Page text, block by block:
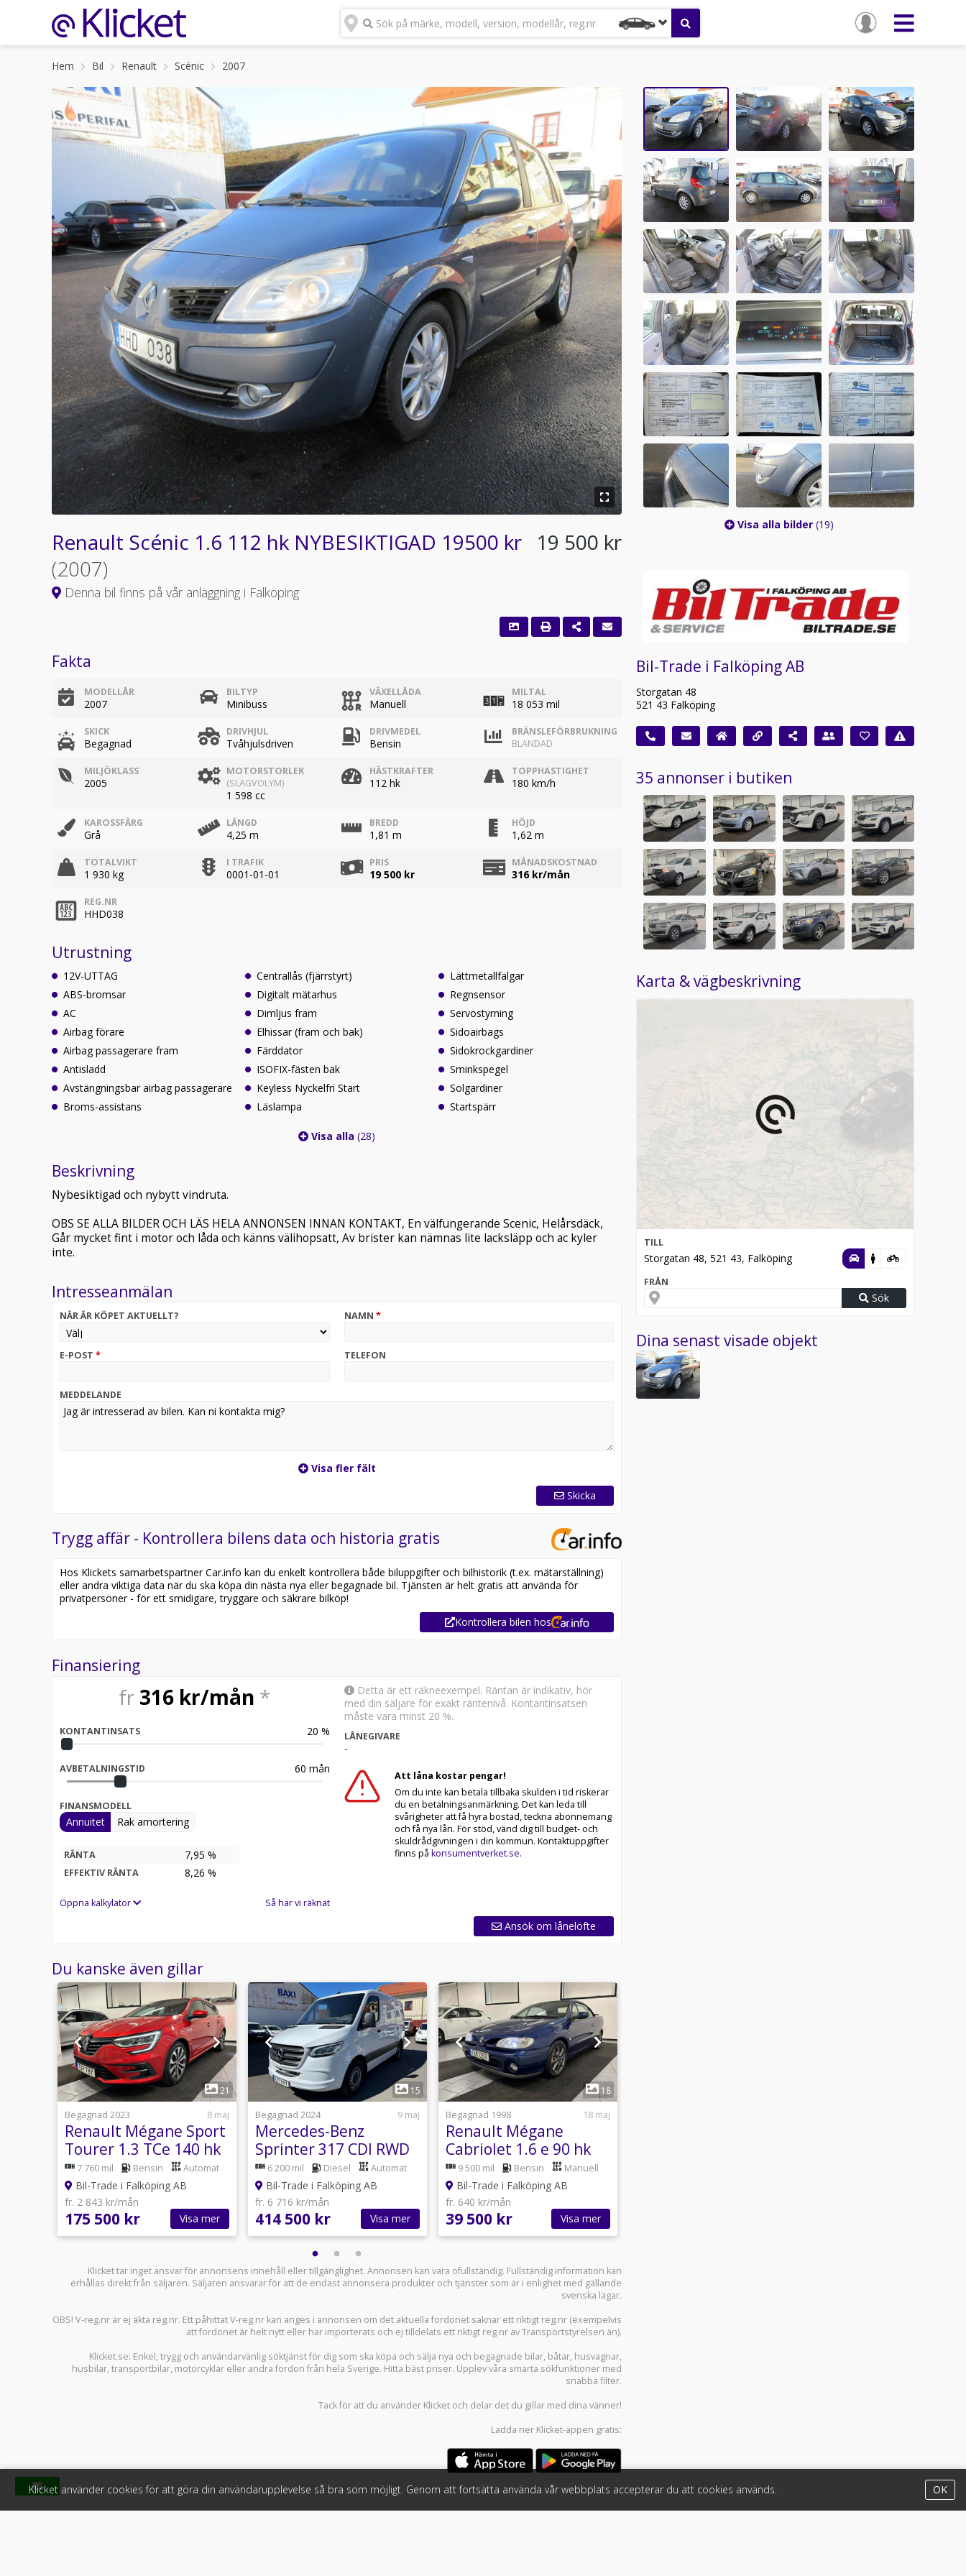
Sök på märke, modell, version, modellår, reg.nr
Hem Bil Renault Scénic 2007
Renault Scénic 1.6 112 hk NYBESIKTIGAD 19500 kr
(2007)
Denna bil finns på vår anläggning i Falköping
19 500 kr
Fakta
MODELLÅR
2007
BILTYP
Minibuss
VÄXELLÅDA
Manuell
MILTAL
18 053 mil
SKICK
Begagnad
DRIVHJUL
Tvåhjulsdriven
DRIVMEDEL
Bensin
BRÄNSLEFÖRBRUKNING
BLANDAD
MILJÖKLASS
2005
MOTORSTORLEK
(SLAGVOLYM)
1 598 cc
HÄSTKRAFTER
112 hk
TOPPHASTIGHET
180 km/h
KAROSSFÄRG
Grå
LÄNGD
4,25 m
BREDD
1,81 m
HÖJD
1,62 m
TOTALVIKT
1 930 kg
I TRAFIK
0001-01-01
PRIS
19 500 kr
MÅNADSKOSTNAD
316kr/mån
REG.NR
HHD038
Utrustning
12V-UTTAG
ABS-bromsar
AC
Airbag förare
Airbag passagerare fram
Antisladd
Avstängningsbar airbag passagerare
Broms-assistans
Centrallås (fjärrstyrt)
Digitalt mätarhus
Dimljus fram
Elhissar (fram och bak)
Färddator
ISOFIX-fästen bak
Keyless Nyckelfri Start
Läslampa
Lättmetallfälgar
Regnsensor
Servostyrning
Sidoairbags
Sidokrockgardiner
Sminkspegel
Solgardiner
Startspärr
Visa alla(28)
Beskrivning
Nybesiktigad och nybytt vindruta.
OBS SE ALLA BILDER OCH LÄS HELA ANNONSEN INNAN KONTAKT, En välfungerande Scenic, Helårsdäck,
Går mycket fint i motor och låda och känns välihopsatt, Av brister kan nämnas lite lacksläpp och ac kyler
inte.
Intresseanmälan
NÄR ÄR KÖPET AKTUELLT? NAMN *
E-POST * TELEFON
MEDDELANDE
Visa fler fält
Skicka
Trygg affär - Kontrollera bilens data och historia gratis
Hos Klickets samarbetspartner Car.info kan du enkelt kontrollera både biluppgifter och bilhistorik (t.ex. mätarställning)
eller andra viktiga data när du ska köpa din nästa nya eller begagnade bil. Tjänsten är helt gratis att använda för
privatpersoner - för ett smidigare, tryggare och säkrare bilköp!
Kontrollera bilen hos
Finansiering
fr 316 kr/mån *
KONTANTINSATS 20 %
AVBETALNINGSTID 60 mån
FINANSMODELL
Annuitet Rak amortering
RÄNTA 7,95 %
EFFEKTIV RÄNTA 8,26 %
Öppna kalkylator Så har vi räknat
Detta är ett räkneexempel. Räntan är indikativ, hör
med din säljare för exakt räntenivå. Kontantinsatsen
måste vara minst 20 %.
LÅNEGIVARE
-
Att låna kostar pengar!
Om du inte kan betala tillbaka skulden i tid riskerar
du en betalningsanmärkning. Det kan leda till
svårigheter att få hyra bostad, teckna abonnemang
och få nya lån. För stöd, vänd dig till budget- och
skuldrådgivningen i din kommun. Kontaktuppgifter
finns på konsumentverket.se.
Ansök om lånelöfte
Du kanske även gillar
1
21
Begagnad 2023
8 maj
Renault Mégane Sport
Tourer 1.3 TCe 140 hk
EDC Euro 6 MOMS/Vat
7 760 mil Bensin Automat
Bil-Trade i Falköping AB
fr. 2 843 kr/mån
175 500 kr Visa mer
1
15
Begagnad 2024
9 maj
Mercedes-Benz
Sprinter 317 CDI RWD
170 hk Panel Van 9G-
Tronic Drag MOMS
Euro 6
6 200 mil Diesel Automat
Bil-Trade i Falköping AB
fr. 6 716 kr/mån
414 500 kr Visa mer
18
Begagnad 1998
18 maj
Renault Mégane
Cabriolet 1.6 e 90 hk
NYBES ua TOPPSKICK
9500 mil
9 500 mil Bensin Manuell
Bil-Trade i Falköping AB
fr. 640 kr/mån
39 500 kr Visa mer
Klicket tar inget ansvar för annonsens innehåll eller tillgänglighet. Annonsen kan vara ofullständig. Fullständig information kan
erhållas direkt från säljaren. Säljaren ansvarar för att de endast annonsera produkter och tjänster som är i enlighet med gällande
svenska lagar.
OBS! V-reg.nr är ej äkta reg.nr. Ett påhittat V-reg.nr kan anges i annonsen om det aktuella fordonet saknar ett riktigt reg.nr (exempelvis
att fordonet är helt nytt eller har importerats och ej tilldelats ett riktigt reg.nr av Transportstyrelsen än).
Klicket.se: Enkel, trygg och användarvänlig söktjänst för dig som ska köpa och sälja nya och begagnade bilar, båtar, husvagnar,
husbilar,transportbilar, motorcyklar eller andra fordon från hela Sverige. Hitta bäst priser. Upplev våra smarta sökfunktioner med
snabba filter.
Tack för att du använder Klicket och delar det du gillar med dina vänner!
Ladda ner Klicket-appen gratis:
Visa alla bilder (19)
Bil-Trade i Falköping AB
Storgatan 48
521 43 Falköping
35 annonser i butiken
Karta & vägbeskrivning
TILL
Storgatan 48, 521 43, Falköping
FRÅN
Sök
Dina senast visade objekt
Klicket använder cookies för att göra din användarupplevelse så bra som möjligt. Genom att fortsätta använda vår webbplats accepterar du att cookies används. OK